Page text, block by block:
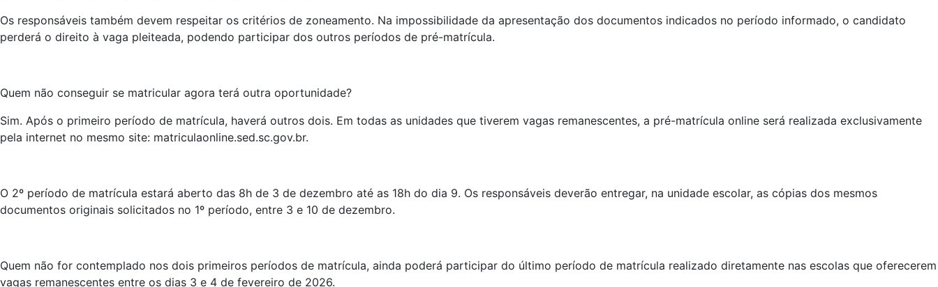
Os responsáveis também devem respeitar os critérios de zoneamento. Na impossibilidade da apresentação dos documentos indicados no período informado, o candidato
perderá o direito à vaga pleiteada, podendo participar dos outros períodos de pré-matrícula.
Quem não conseguir se matricular agora terá outra oportunidade?
Sim. Após o primeiro período de matrícula, haverá outros dois. Em todas as unidades que tiverem vagas remanescentes, a pré-matrícula online será realizada exclusivamente
pela internet no mesmo site: matriculaonline.sed.sc.gov.br.
O 2º período de matrícula estará aberto das 8h de 3 de dezembro até as 18h do dia 9. Os responsáveis deverão entregar, na unidade escolar, as cópias dos mesmos
documentos originais solicitados no 1º período, entre 3 e 10 de dezembro.
Quem não for contemplado nos dois primeiros períodos de matrícula, ainda poderá participar do último período de matrícula realizado diretamente nas escolas que oferecerem
vagas remanescentes entre os dias 3 e 4 de fevereiro de 2026.